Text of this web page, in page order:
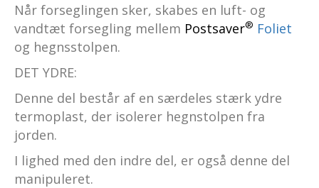
Når forseglingen sker, skabes en luft- og
vandtæt forsegling mellem Postsaver® Foliet
og hegnsstolpen.
DET YDRE:
Denne del består af en særdeles stærk ydre
termoplast, der isolerer hegnstolpen fra
jorden.
I lighed med den indre del, er også denne del
manipuleret.